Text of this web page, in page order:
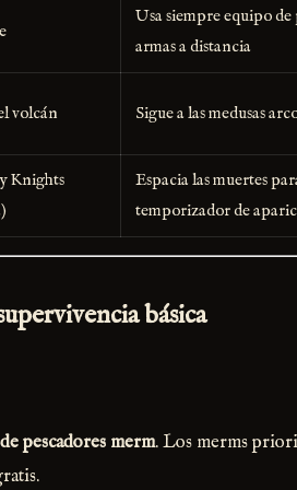
Usa siempre equipo
armas a distancia
volcán Sigue a las medusas
Knights
Espacia las muertes
temporizador de
básica
pescadores merm. Los merms